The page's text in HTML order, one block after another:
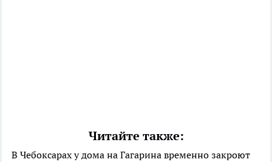
Читайте также:
В Чебоксарах у дома на Гагарина временно закроют